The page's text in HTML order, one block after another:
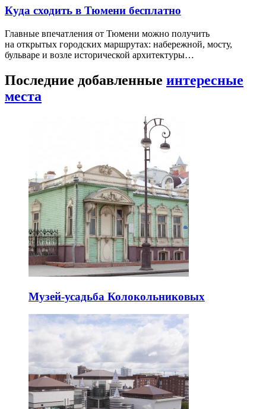
Куда сходить в Тюмени бесплатно
Главные впечатления от Тюмени можно получить
на открытых городских маршрутах: набережной, мосту,
бульваре и возле исторической архитектуры…
Последние добавленные интересные
места
Музей-усадьба Колокольниковых